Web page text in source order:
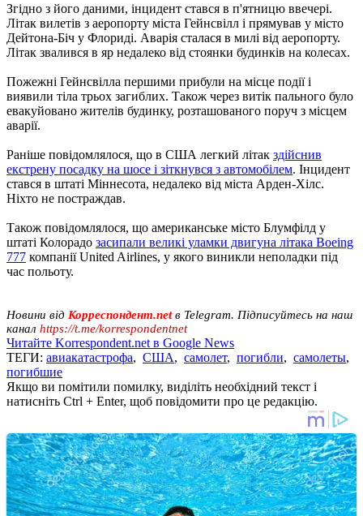
Згідно з його даними, інцидент стався в п'ятницю ввечері.
Літак вилетів з аеропорту міста Гейнсвілл і прямував у місто
Дейтона-Біч у Флориді. Аварія сталася в милі від аеропорту.
Літак звалився в яр недалеко від стоянки будинків на колесах.
Пожежні Гейнсвілла першими прибули на місце події і
виявили тіла трьох загиблих. Також через витік пального було
евакуйовано жителів будинку, розташованого поруч з місцем
аварії.
Раніше повідомлялося, що в США легкий літак здійснив
екстрену посадку на шосе і зіткнувся з автомобілем. Інцидент
стався в штаті Міннесота, недалеко від міста Арден-Хілс.
Ніхто не постраждав.
Також повідомлялося, що американське місто Блумфілд у
штаті Колорадо засипали великі уламки двигуна літака Boeing
777 компанії United Airlines, у якого виникли неполадки під
час польоту.
Новини від Корреспондент.netв Telegram. Підписуйтесь на наш
канал https://t.me/korrespondentnet
Читайте Korrespondent.net в Google News
ТЕГИ: авиакатастрофа, США, самолет, погибли, самолеты,
погибшие
Якщо ви помітили помилку, виділіть необхідний текст і
натисніть Ctrl + Enter, щоб повідомити про це редакцію.